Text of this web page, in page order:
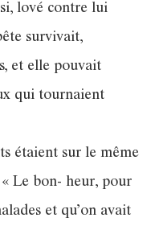
lové contre lui
survivait,
et elle pouvait
qui tournaient
étaient sur le même
Le bon- heur, pour
et qu’on avait